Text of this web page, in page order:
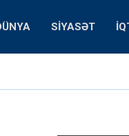
SIYASƏT